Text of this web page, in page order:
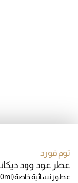
توم فورد
عطر عود وود
عطور نسائية خاصة